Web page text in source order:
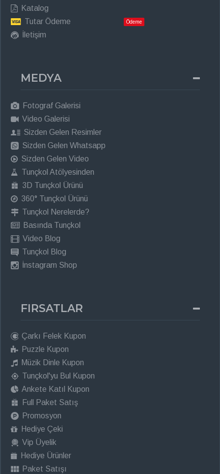
Katalog
Tutar Ödeme
Ödeme
İletişim
MEDYA
Fotograf Galerisi
Video Galerisi
Sizden Gelen Resimler
Sizden Gelen Whatsapp
Sizden Gelen Video
Tunçkol Atölyesinden
3D Tunçkol Ürünü
360° Tunçkol Ürünü
Tunçkol Nerelerde?
Basında Tunçkol
Video Blog
Tunçkol Blog
İnstagram Shop
FIRSATLAR
Çarkı Felek Kupon
Puzzle Kupon
Müzik Dinle Kupon
Tunçkol'yu Bul Kupon
Ankete Katıl Kupon
Full Paket Satış
Promosyon
Hediye Çeki
Vip Üyelik
Hediye Ürünler
Paket Satışı